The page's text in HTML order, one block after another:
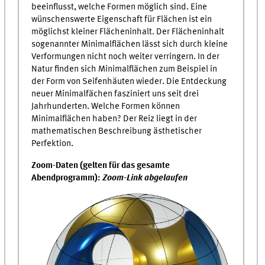
beeinflusst, welche Formen möglich sind. Eine
wünschenswerte Eigenschaft für Flächen ist ein
möglichst kleiner Flächeninhalt. Der Flächeninhalt
sogenannter Minimalflächen lässt sich durch kleine
Verformungen nicht noch weiter verringern. In der
Natur finden sich Minimalflächen zum Beispiel in
der Form von Seifenhäuten wieder. Die Entdeckung
neuer Minimalfächen fasziniert uns seit drei
Jahrhunderten. Welche Formen können
Minimalflächen haben? Der Reiz liegt in der
mathematischen Beschreibung ästhetischer
Perfektion.
Zoom-Daten (gelten für das gesamte
Abendprogramm):Zoom-Link abgelaufen